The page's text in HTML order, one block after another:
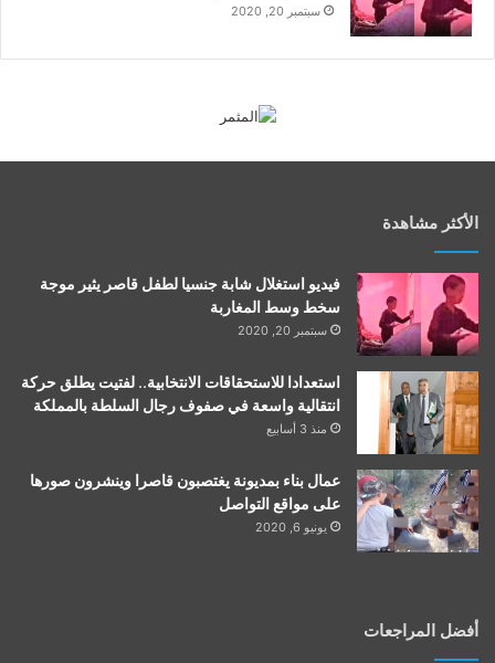
سبتمبر 20, 2020
الأكثر مشاهدة
فيديو استغلال شابة جنسيا لطفل قاصر يثير موجة
سخط وسط المغاربة
سبتمبر 20, 2020
استعدادا للاستحقاقات الانتخابية.. لفتيت يطلق حركة
انتقالية واسعة في صفوف رجال السلطة بالمملكة
منذ 3 أسابيع
عمال بناء بمديونة يغتصبون قاصرا وينشرون صورها
على مواقع التواصل
يونيو 6, 2020
أفضل المراجعات